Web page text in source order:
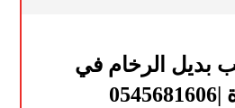
بديل الرخام في